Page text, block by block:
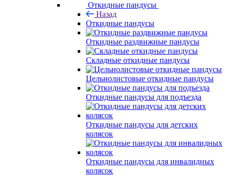
Откидные пандусы
Назад
Откидные пандусы
Откидные раздвижные пандусы
Складные откидные пандусы
Цельнолистовые откидные пандусы
Откидные пандусы для подъезда
Откидные пандусы для детских
колясок
Откидные пандусы для инвалидных
колясок